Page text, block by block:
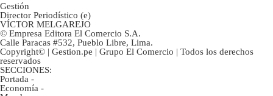
Gestión
Director Periodístico (e)
VÍCTOR MELGAREJO
© Empresa Editora El Comercio S.A.
Calle Paracas #532, Pueblo Libre, Lima.
Copyright© | Gestion.pe | Grupo El Comercio | Todos los derechos
reservados
SECCIONES:
Portada -
Economía -